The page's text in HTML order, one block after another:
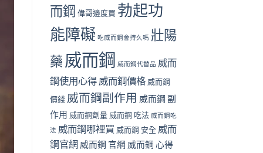
而鋼 偉哥邊度買 勃起功
能障礙 吃威而鋼會持久嗎 壯陽
藥 威而鋼 威而鋼代替品 威而
鋼使用心得 威而鋼價格 威而鋼
價錢 威而鋼副作用 威而鋼 副
作用 威而鋼劑量 威而鋼 吃法 威而鋼吃
法 威而鋼哪裡買 威而鋼 安全 威而
鋼官網 威而鋼 官網 威而鋼 心得